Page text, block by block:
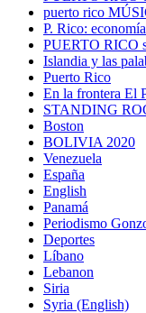
puerto rico
P. Rico:
PUERTO RICO
Islandia y las
Puerto Rico
En la frontera El
STANDING
Boston
BOLIVIA 2020
Venezuela
España
English
Panamá
Periodismo
Deportes
Líbano
Lebanon
Siria
Syria (English)